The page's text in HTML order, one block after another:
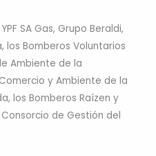
SA Gas, Grupo Beraldi,
los Bomberos Voluntarios
Ambiente de la
y Ambiente de la
los Bomberos Raízen y
de Gestión del